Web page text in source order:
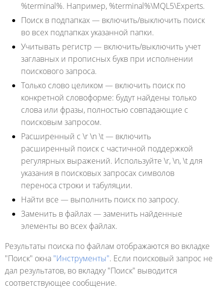
%terminal%. Например, %terminal%\MQL5\Experts.
Поиск в подпапках— включить/выключить поиск
во всех подпапках указанной папки.
Учитывать регистр — включить/выключить учет
заглавных и прописных букв при исполнении
поискового запроса.
Только слово целиком — включить поиск по
конкретной словоформе: будут найдены только
слова или фразы, полностью совпадающие с
поисковым запросом.
Расширенный с \r \n \t— включить
расширенный поиск с частичной поддержкой
регулярных выражений. Используйте \r, \n, \t для
указания в поисковых запросах символов
переноса строки и табуляции.
Найти все — выполнить поиск по запросу.
Заменить в файлах— заменить найденные
элементы во всех файлах.
Результаты поиска по файлам отображаются во вкладке
"Поиск" окна "Инструменты". Если поисковый запрос не
дал результатов, во вкладку "Поиск" выводится
соответствующее сообщение.